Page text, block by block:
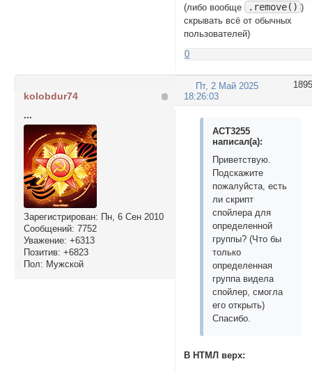
(либо вообще .remove() )
скрывать всё от обычных
пользователей)
0
1895
Пт, 2 Май 2025
18:26:03
kolobdur74
...
Зарегистрирован: Пн, 6 Сен 2010
Сообщений: 7752
Уважение: +6313
Позитив: +6823
Пол: Мужской
ACT3255
написал(а):
Приветствую.
Подскажите
пожалуйста, есть
ли скрипт
спойлера для
определенной
группы? (Что бы
только
определенная
группа видела
спойлер, смогла
его открыть)
Спасибо.
В НТМЛ верх: